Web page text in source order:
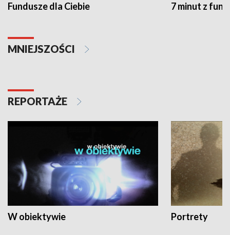
Fundusze dla Ciebie 7 minut z
MNIEJSZOŚCI
REPORTAŻE
W obiektywie Portrety